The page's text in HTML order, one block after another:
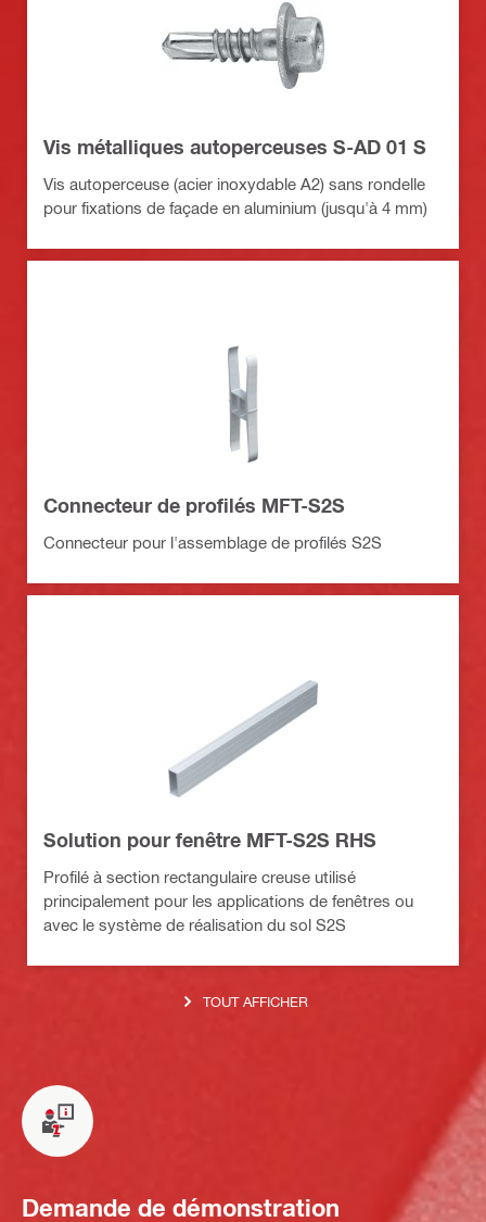
Vis métalliques autoperceuses S-AD 01 S
Vis autoperceuse (acier inoxydable A2) sans rondelle
pour fixations de façade en aluminium (jusqu'à 4 mm)
Connecteur de profilés MFT-S2S
Connecteur pour l'assemblage de profilés S2S
Solution pour fenêtre MFT-S2S RHS
Profilé à section rectangulaire creuse utilisé
principalement pour les applications de fenêtres ou
avec le système de réalisation du sol S2S
TOUT AFFICHER
Demande de démonstration